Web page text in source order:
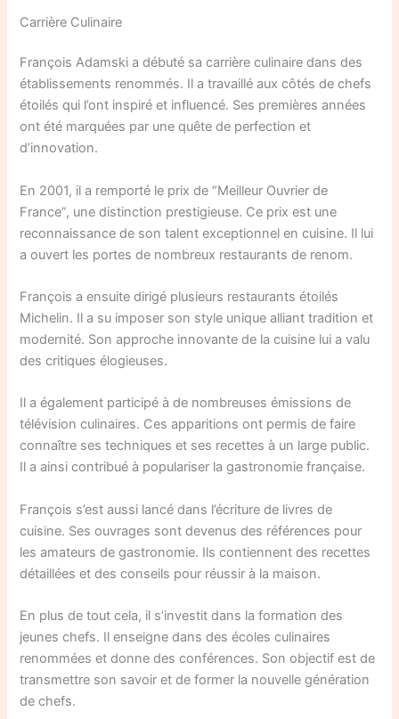
Carrière Culinaire
François Adamski a débuté sa carrière culinaire dans des
établissements renommés. Il a travaillé aux côtés de chefs
étoilés qui l’ont inspiré et influencé. Ses premières années
ont été marquées par une quête de perfection et
d’innovation.
En 2001, il a remporté le prix de “Meilleur Ouvrier de
France”, une distinction prestigieuse. Ce prix est une
reconnaissance de son talent exceptionnel en cuisine. Il lui
a ouvert les portes de nombreux restaurants de renom.
François a ensuite dirigé plusieurs restaurants étoilés
Michelin. Il a su imposer son style unique alliant tradition et
modernité. Son approche innovante de la cuisine lui a valu
des critiques élogieuses.
Il a également participé à de nombreuses émissions de
télévision culinaires. Ces apparitions ont permis de faire
connaître ses techniques et ses recettes à un large public.
Il a ainsi contribué à populariser la gastronomie française.
François s’est aussi lancé dans l’écriture de livres de
cuisine. Ses ouvrages sont devenus des références pour
les amateurs de gastronomie. Ils contiennent des recettes
détaillées et des conseils pour réussir à la maison.
En plus de tout cela, il s’investit dans la formation des
jeunes chefs. Il enseigne dans des écoles culinaires
renommées et donne des conférences. Son objectif est de
transmettre son savoir et de former la nouvelle génération
de chefs.